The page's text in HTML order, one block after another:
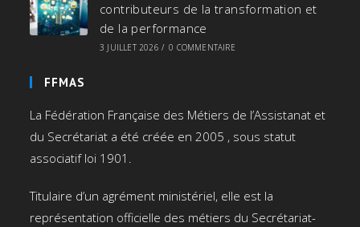
contributeurs de la transformation et
de la performance
3 JUILLET 2026 / 0 COMMENTAIRE
FFMAS
La Fédération Française des Métiers de l’Assistanat et
du Secrétariat a été créée en 2005 , sous statut
associatif loi 1901.
Titulaire d’un agrément ministériel, elle est la
représentation officielle des métiers du Secrétariat-